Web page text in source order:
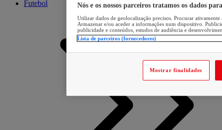
Futebol Nós e os nossos parceiros tratamos os dados
Utilizar dados de geolocalização precisos. Procurar
Armazenar e/ou aceder a informações num dispositivo.
publicidade e conteúdos, estudos de audiência e
Lista de parceiros (fornecedores)
Mostrar finalidades